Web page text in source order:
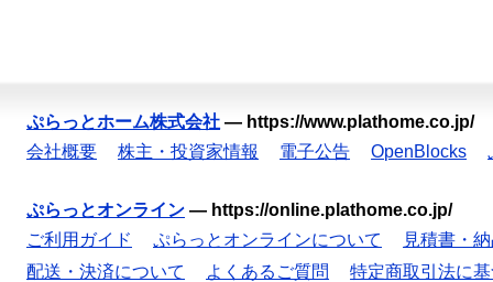
ぷらっとホーム株式会社 — https://www.plathome.co.jp/
会社概要
株主・投資家情報 電子公告 OpenBlocks
ぷらっとオンライン — https://online.plathome.co.jp/
ご利用ガイド
ぷらっとオンラインについて
見積書・
配送・決済について
よくあるご質問
特定商取引法に